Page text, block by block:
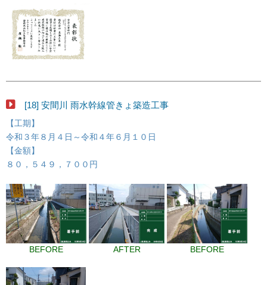
[18] 安間川 雨水幹線管きょ築造工事
【工期】
令和３年８月４日～令和４年６月１０日
【金額】
８０，５４９，７００円
BEFORE AFTER BEFORE